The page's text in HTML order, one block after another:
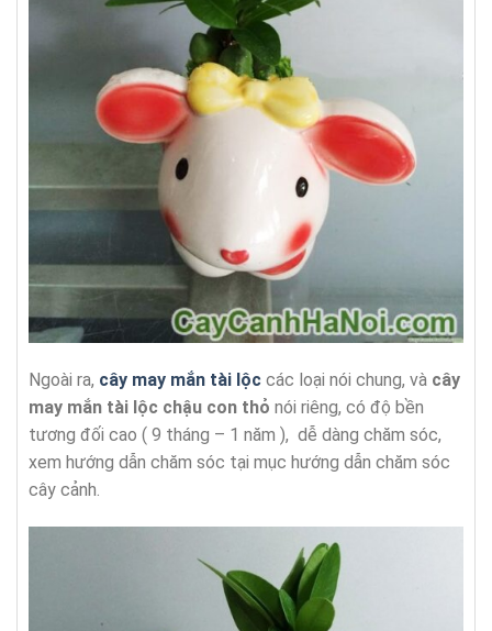
Ngoài ra, cây may mắn tài lộc các loại nói chung, và cây
may mắn tài lộc chậu con thỏ nói riêng, có độ bền
tương đối cao ( 9 tháng – 1 năm ), dễ dàng chăm sóc,
xem hướng dẫn chăm sóc tại mục hướng dẫn chăm sóc
cây cảnh.